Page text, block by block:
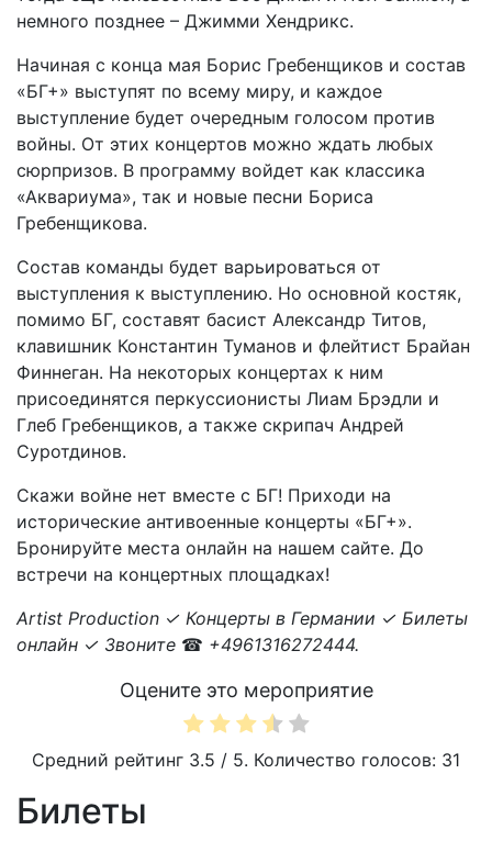
немного позднее – Джимми Хендрикс.
Начиная с конца мая Борис Гребенщиков и состав
«БГ+» выступят по всему миру, и каждое
выступление будет очередным голосом против
войны. От этих концертов можно ждать любых
сюрпризов. В программу войдет как классика
«Аквариума», так и новые песни Бориса
Гребенщикова.
Состав команды будет варьироваться от
выступления к выступлению. Но основной костяк,
помимо БГ, составят басист Александр Титов,
клавишник Константин Туманов и флейтист Брайан
Финнеган. На некоторых концертах к ним
присоединятся перкуссионисты Лиам Брэдли и
Глеб Гребенщиков, а также скрипач Андрей
Суротдинов.
Скажи войне нет вместе с БГ! Приходи на
исторические антивоенные концерты «БГ+».
Бронируйте места онлайн на нашем сайте. До
встречи на концертных площадках!
Artist Production ✓ Концерты в Германии ✓ Билеты
онлайн ✓ Звоните ☎ +4961316272444.
Оцените это мероприятие
Средний рейтинг 3.5 / 5. Количество голосов: 31
Билеты